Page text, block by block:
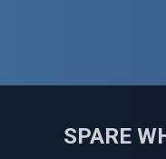
SPARE